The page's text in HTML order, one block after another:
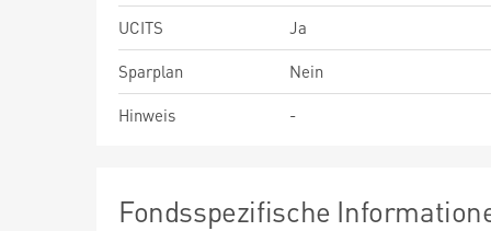
UCITS
Ja
Sparplan
Nein
Hinweis
-
Fondsspezifische